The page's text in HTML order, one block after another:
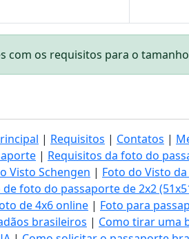
com os requisitos para o
| Requisitos | Contatos |
| Requisitos da foto do
Visto Schengen | Foto do Visto
de foto do passaporte de 2x2
de 4x6 online | Foto para
brasileiros | Como tirar uma